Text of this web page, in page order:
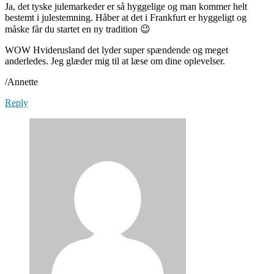
Ja, det tyske julemarkeder er så hyggelige og man kommer helt
bestemt i julestemning. Håber at det i Frankfurt er hyggeligt og
måske får du startet en ny tradition 😉
WOW Hviderusland det lyder super spændende og meget
anderledes. Jeg glæder mig til at læse om dine oplevelser.
/Annette
Reply